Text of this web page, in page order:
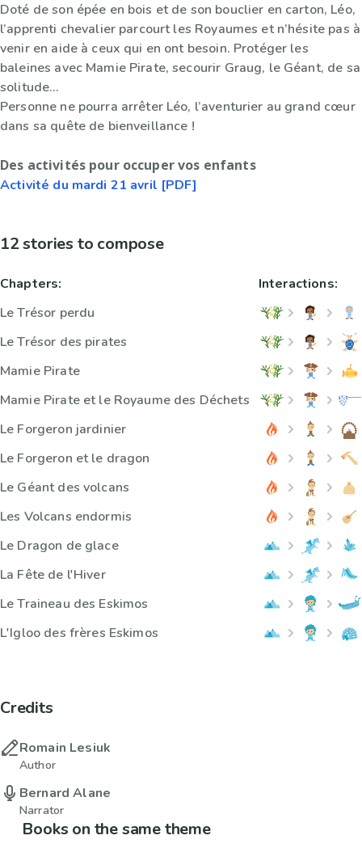
Doté de son épée en bois et de son bouclier en carton, Léo,
l’apprenti chevalier parcourt les Royaumes et n’hésite pas à
venir en aide à ceux qui en ont besoin. Protéger les
baleines avec Mamie Pirate, secourir Graug, le Géant, de sa
solitude…
Personne ne pourra arrêter Léo, l’aventurier au grand cœur
dans sa quête de bienveillance !
Des activités pour occuper vos enfants
Activité du mardi 21 avril [PDF]
12 stories to compose
Chapters:
Le Trésor perdu
Le Trésor des pirates
Mamie Pirate
Mamie Pirate et le Royaume des Déchets
Le Forgeron jardinier
Le Forgeron et le dragon
Le Géant des volcans
Les Volcans endormis
Le Dragon de glace
La Fête de l'Hiver
Le Traineau des Eskimos
L'Igloo des frères Eskimos
Interactions:
Credits
Romain Lesiuk
Author
Bernard Alane
Narrator
Books on the same theme